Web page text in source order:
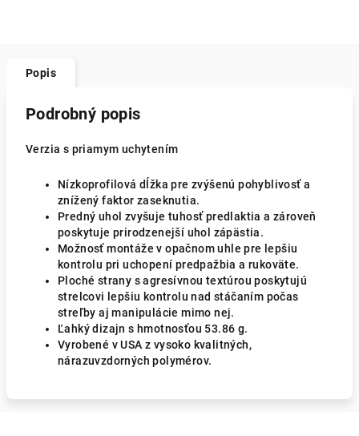
Popis
Podrobný popis
Verzia s priamym uchytením
Nízkoprofilová dĺžka pre zvýšenú pohyblivosť a
znížený faktor zaseknutia.
Predný uhol zvyšuje tuhosť predlaktia a zároveň
poskytuje prirodzenejší uhol zápästia.
Možnosť montáže v opačnom uhle pre lepšiu
kontrolu pri uchopení predpažbia a rukoväte.
Ploché strany s agresívnou textúrou poskytujú
strelcovi lepšiu kontrolu nad stáčaním počas
streľby aj manipulácie mimo nej.
Ľahký dizajn s hmotnosťou 53.86 g.
Vyrobené v USA z vysoko kvalitných,
nárazuvzdorných polymérov.